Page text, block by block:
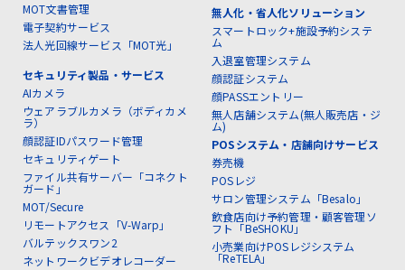
MOT文書管理
電子契約サービス
法人光回線サービス「MOT光」
セキュリティ製品・サービス
AIカメラ
ウェアラブルカメラ（ボディカメ
ラ）
顔認証IDパスワード管理
セキュリティゲート
ファイル共有サーバー「コネクト
ガード」
MOT/Secure
リモートアクセス「V-Warp」
バルテックスワン2
ネットワークビデオレコーダー
無人化・省人化ソリューション
スマートロック+施設予約システ
ム
入退室管理システム
顔認証システム
顔PASSエントリー
無人店舗システム(無人販売店・ジ
ム)
POSシステム・店舗向けサービス
券売機
POSレジ
サロン管理システム「Besalo」
飲食店向け予約管理・顧客管理ソ
フト「BeSHOKU」
小売業向けPOSレジシステム
「ReTELA」